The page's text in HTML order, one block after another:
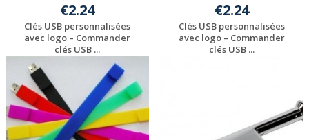
€2.24
Clés USB personnalisées
avec logo – Commander
clés USB ...
Personnaliser avec
votre logo
€2.24
Clés USB personnalisées
avec logo – Commander
clés USB ...